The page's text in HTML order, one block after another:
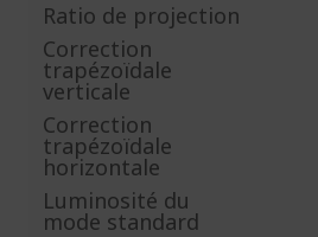
Ratio de projection
Correction
trapézoïdale
verticale
Correction
trapézoïdale
horizontale
Luminosité du
mode standard